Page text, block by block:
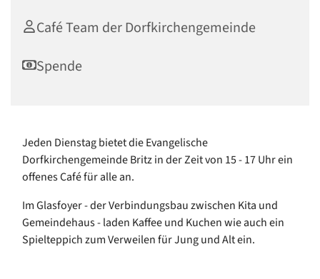
Café Team der Dorfkirchengemeinde
Spende
Jeden Dienstag bietet die Evangelische
Dorfkirchengemeinde Britz in der Zeit von 15 - 17 Uhr ein
offenes Café für alle an.
Im Glasfoyer - der Verbindungsbau zwischen Kita und
Gemeindehaus - laden Kaffee und Kuchen wie auch ein
Spielteppich zum Verweilen für Jung und Alt ein.